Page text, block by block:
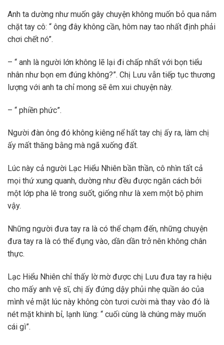
Anh ta dường như muốn gây chuyện không muốn bỏ qua nắm
chặt tay cô: “ ông đây không cần, hôm nay tao nhất định phải
chơi chết nó”.
– “ anh là người lớn không lẽ lại đi chấp nhất với bọn tiểu
nhân như bọn em đúng không?”. Chị Lưu vẫn tiếp tục thương
lượng với anh ta chỉ mong sẽ êm xui chuyện này.
– “ phiền phức”.
Người đàn ông đó không kiêng nể hất tay chị ấy ra, làm chị
ấy mất thăng bằng mà ngã xuống đất.
Lúc này cả người Lạc Hiểu Nhiên bần thần, cô nhìn tất cả
mọi thứ xung quanh, dường như đều được ngăn cách bởi
một lớp pha lê trong suốt, giống như là xem một bộ phim
vậy.
Những người đưa tay ra là có thể chạm đến, những chuyện
đưa tay ra là có thể đụng vào, dần dần trở nên không chân
thực.
Lạc Hiểu Nhiên chỉ thấy lờ mờ được chị Lưu đưa tay ra hiệu
cho mấy anh vệ sĩ, chị ấy đứng dậy phủi nhẹ quần áo của
mình vẻ mặt lúc này không còn tươi cười mà thay vào đó là
nét mặt khinh bỉ, lạnh lùng: “ cuối cùng là chúng mày muốn
cái gì”.